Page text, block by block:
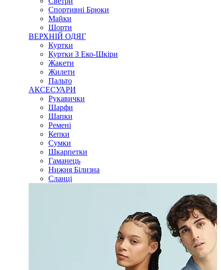
Спортивні Брюки
Майки
Шорти
ВЕРХНІЙ ОДЯГ
Куртки
Куртки З Еко-Шкіри
Жакети
Жилети
Пальто
АКСЕСУАРИ
Рукавички
Шарфи
Шапки
Ремені
Кепки
Сумки
Шкарпетки
Гаманець
Нижня Білизна
Сланці